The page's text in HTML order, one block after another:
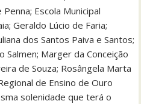
Escola Municipal
Geraldo Lúcio de Faria;
dos Santos Paiva e Santos;
Salmen; Marger da Conceição
de Souza; Rosângela Marta
de Ensino de Ouro
solenidade que terá o